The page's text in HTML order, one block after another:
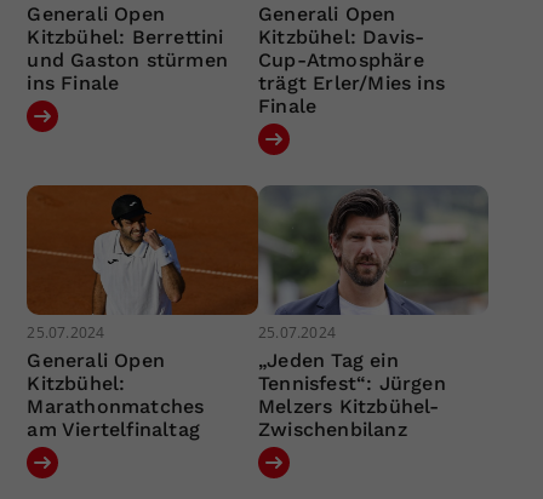
Generali Open
Kitzbühel: Berrettini
und Gaston stürmen
ins Finale
Generali Open
Kitzbühel: Davis-
Cup-Atmosphäre
trägt Erler/Mies ins
Finale
25.07.2024
Generali Open
Kitzbühel:
Marathonmatches
am Viertelfinaltag
25.07.2024
„Jeden Tag ein
Tennisfest“: Jürgen
Melzers Kitzbühel-
Zwischenbilanz